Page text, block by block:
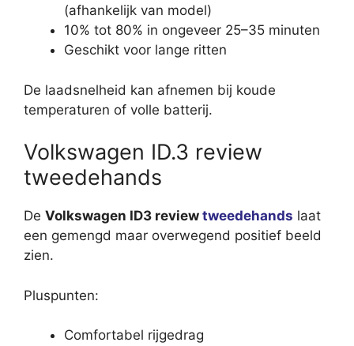
(afhankelijk van model)
10% tot 80% in ongeveer 25–35 minuten
Geschikt voor lange ritten
De laadsnelheid kan afnemen bij koude
temperaturen of volle batterij.
Volkswagen ID.3 review
tweedehands
De Volkswagen ID3 review tweedehands laat
een gemengd maar overwegend positief beeld
zien.
Pluspunten:
Comfortabel rijgedrag